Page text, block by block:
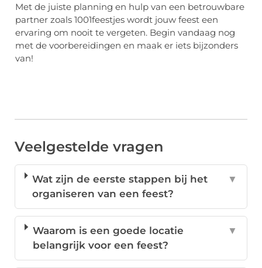
Met de juiste planning en hulp van een betrouwbare
partner zoals 1001feestjes wordt jouw feest een
ervaring om nooit te vergeten. Begin vandaag nog
met de voorbereidingen en maak er iets bijzonders
van!
Veelgestelde vragen
Wat zijn de eerste stappen bij het
organiseren van een feest?
▼
Waarom is een goede locatie
belangrijk voor een feest?
▼